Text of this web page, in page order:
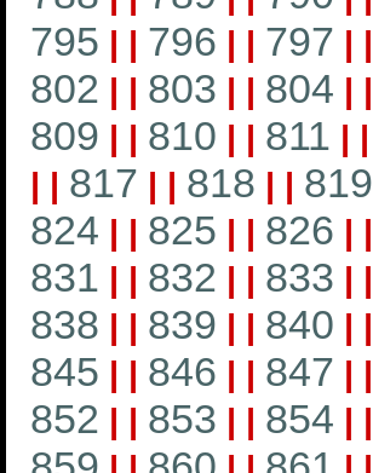
795 | | 796 | | 797 | |
802 | | 803 | | 804 | |
809 | | 810 | | 811 | |
| | 817 | | 818 | | 819
824 | | 825 | | 826 | |
831 | | 832 | | 833 | |
838 | | 839 | | 840 | |
845 | | 846 | | 847 | |
852 | | 853 | | 854 | |